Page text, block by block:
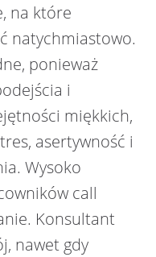
na które
natychmiastowo.
ponieważ
i
miękkich,
asertywność i
Wysoko
call
Konsultant
nawet gdy